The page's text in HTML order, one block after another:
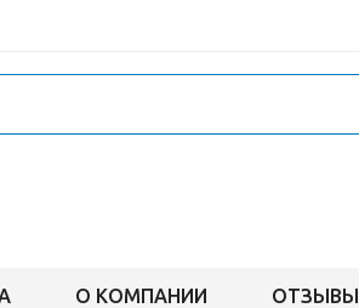
О КОМПАНИИ ОТЗЫВЫ